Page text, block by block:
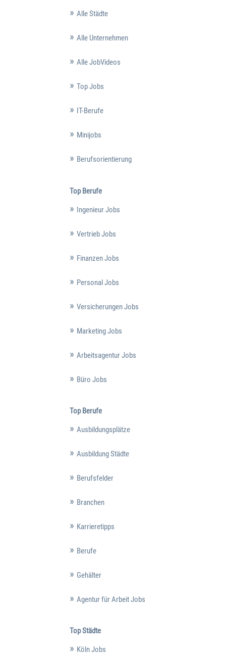
Alle Städte
Alle Unternehmen
Alle JobVideos
Top Jobs
IT-Berufe
Minijobs
Berufsorientierung
Top Berufe
Ingenieur Jobs
Vertrieb Jobs
Finanzen Jobs
Personal Jobs
Versicherungen Jobs
Marketing Jobs
Arbeitsagentur Jobs
Büro Jobs
Top Berufe
Ausbildungsplätze
Ausbildung Städte
Berufsfelder
Branchen
Karrieretipps
Berufe
Gehälter
Agentur für Arbeit Jobs
Top Städte
Köln Jobs